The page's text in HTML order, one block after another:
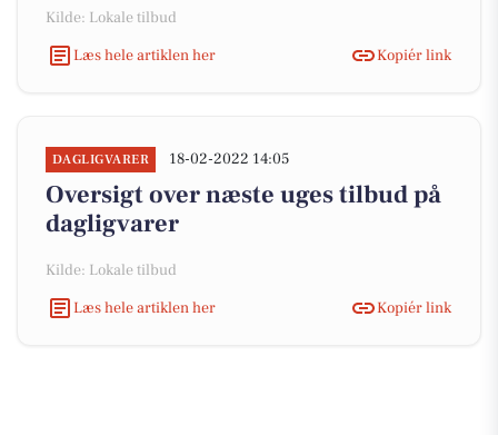
Kilde: Lokale tilbud
Læs hele artiklen her
Kopiér link
DAGLIGVARER 18-02-2022 14:05
Oversigt over næste uges tilbud på
dagligvarer
Kilde: Lokale tilbud
Læs hele artiklen her
Kopiér link